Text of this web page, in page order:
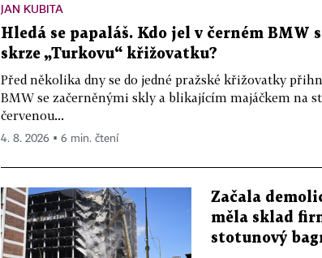
JAN KUBITA
Hledá se papaláš. Kdo jel v černém BMW
skrze „Turkovu“ křižovatku?
Před několika dny se do jedné pražské křižovatky
BMW se začerněnými skly a blikajícím majáčkem na
červenou...
4. 8. 2026 ▪ 6 min. čtení
Začala
měla sklad
stotunový